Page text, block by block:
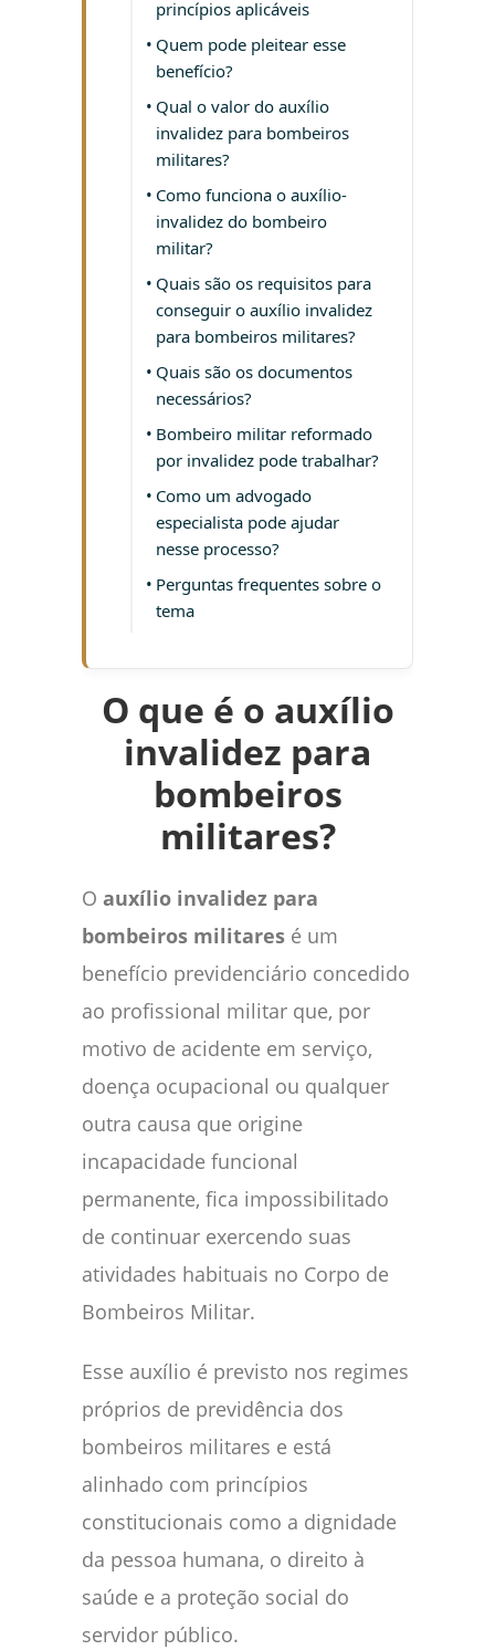
princípios aplicáveis
Quem pode pleitear esse
benefício?
Qual o valor do auxílio
invalidez para bombeiros
militares?
Como funciona o auxílio-
invalidez do bombeiro
militar?
Quais são os requisitos para
conseguir o auxílio invalidez
para bombeiros militares?
Quais são os documentos
necessários?
Bombeiro militar reformado
por invalidez pode trabalhar?
Como um advogado
especialista pode ajudar
nesse processo?
Perguntas frequentes sobre o
tema
O que é o auxílio
invalidez para
bombeiros
militares?
O auxílio invalidez para
bombeiros militares é um
benefício previdenciário concedido
ao profissional militar que, por
motivo de acidente em serviço,
doença ocupacional ou qualquer
outra causa que origine
incapacidade funcional
permanente, fica impossibilitado
de continuar exercendo suas
atividades habituais no Corpo de
Bombeiros Militar.
Esse auxílio é previsto nos regimes
próprios de previdência dos
bombeiros militares e está
alinhado com princípios
constitucionais como a dignidade
da pessoa humana, o direito à
saúde e a proteção social do
servidor público.